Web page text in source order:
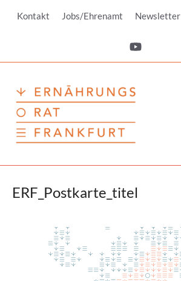
InhaltKontakt Jobs/Ehrenamt Newsletter
ERF_Postkarte_titel